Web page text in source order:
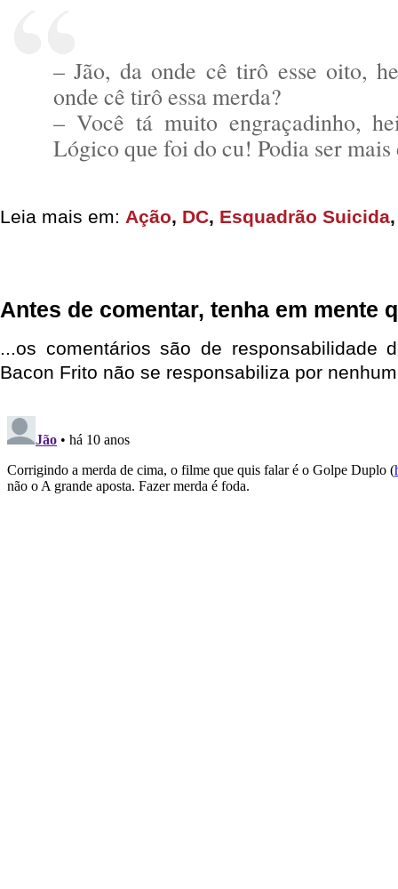
– Jão, da onde cê tirô esse oito,
onde cê tirô essa merda?
– Você tá muito engraçadinho,
Lógico que foi do cu! Podia ser mais
Leia mais em: Ação, DC, Esquadrão Suicida
Antes de comentar, tenha em mente
...os comentários são de responsabilidade
Bacon Frito não se responsabiliza por